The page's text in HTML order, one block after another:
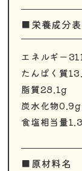
■栄養成分表
エネルギー
たんぱく質
脂質28.1g
炭水化物0.9g
食塩相当量
■原材料名